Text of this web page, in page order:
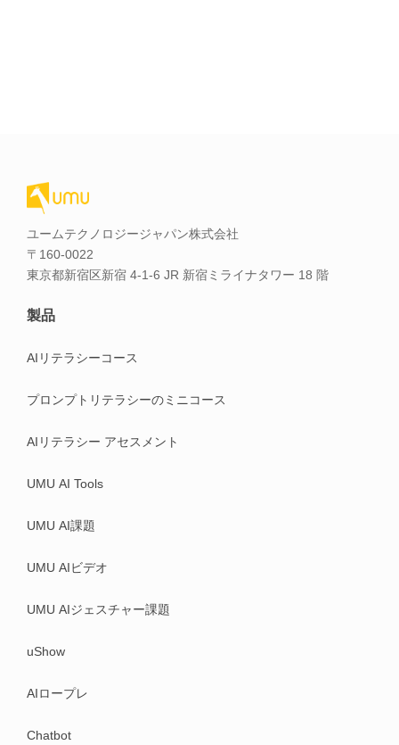
ユームテクノロジージャパン株式会社
〒160-0022
東京都新宿区新宿 4-1-6 JR 新宿ミライナタワー 18 階
製品
AIリテラシーコース
プロンプトリテラシーのミニコース
AIリテラシー アセスメント
UMU AI Tools
UMU AI課題
UMU AIビデオ
UMU AIジェスチャー課題
uShow
AIロープレ
Chatbot